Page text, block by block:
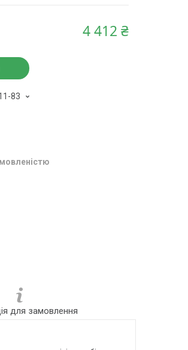
4 412 ₴
83
для замовлення